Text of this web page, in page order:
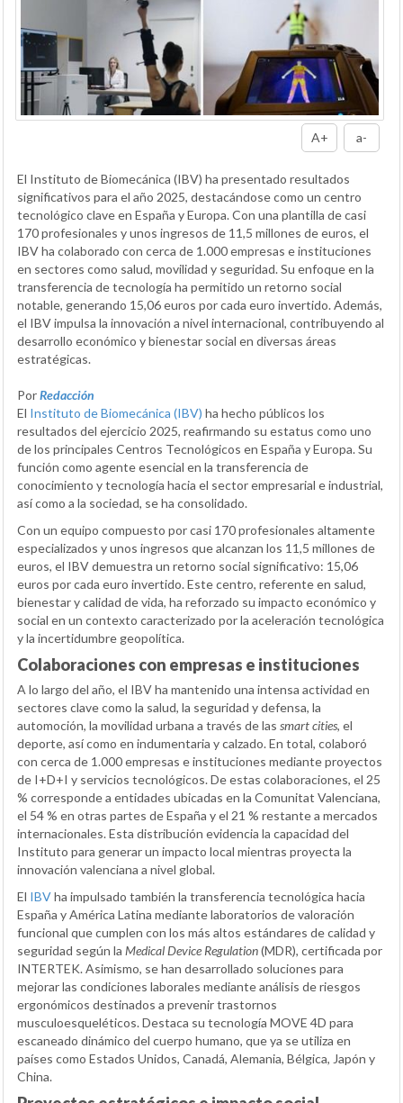
A+ a-
El Instituto de Biomecánica (IBV) ha presentado resultados
significativos para el año 2025, destacándose como un centro
tecnológico clave en España y Europa. Con una plantilla de casi
170 profesionales y unos ingresos de 11,5 millones de euros, el
IBV ha colaborado con cerca de 1.000 empresas e instituciones
en sectores como salud, movilidad y seguridad. Su enfoque en la
transferencia de tecnología ha permitido un retorno social
notable, generando 15,06 euros por cada euro invertido. Además,
el IBV impulsa la innovación a nivel internacional, contribuyendo al
desarrollo económico y bienestar social en diversas áreas
estratégicas.
PorRedacción
El Instituto de Biomecánica (IBV) ha hecho públicos los
resultados del ejercicio 2025, reafirmando su estatus como uno
de los principales Centros Tecnológicos en España y Europa. Su
función como agente esencial en la transferencia de
conocimiento y tecnología hacia el sector empresarial e industrial,
así como a la sociedad, se ha consolidado.
Con un equipo compuesto por casi 170 profesionales altamente
especializados y unos ingresos que alcanzan los 11,5 millones de
euros, el IBV demuestra un retorno social significativo: 15,06
euros por cada euro invertido. Este centro, referente en salud,
bienestar y calidad de vida, ha reforzado su impacto económico y
social en un contexto caracterizado por la aceleración tecnológica
y la incertidumbre geopolítica.
Colaboraciones con empresas e instituciones
A lo largo del año, el IBV ha mantenido una intensa actividad en
sectores clave como la salud, la seguridad y defensa, la
automoción, la movilidad urbana a través de las smart cities, el
deporte, así como en indumentaria y calzado. En total, colaboró
con cerca de 1.000 empresas e instituciones mediante proyectos
de I+D+I y servicios tecnológicos. De estas colaboraciones, el 25
% corresponde a entidades ubicadas en la Comunitat Valenciana,
el 54 % en otras partes de España y el 21 % restante a mercados
internacionales. Esta distribución evidencia la capacidad del
Instituto para generar un impacto local mientras proyecta la
innovación valenciana a nivel global.
El IBVha impulsado también la transferencia tecnológica hacia
España y América Latina mediante laboratorios de valoración
funcional que cumplen con los más altos estándares de calidad y
seguridad según la Medical Device Regulation(MDR), certificada por
INTERTEK. Asimismo, se han desarrollado soluciones para
mejorar las condiciones laborales mediante análisis de riesgos
ergonómicos destinados a prevenir trastornos
musculoesqueléticos. Destaca su tecnología MOVE 4D para
escaneado dinámico del cuerpo humano, que ya se utiliza en
países como Estados Unidos, Canadá, Alemania, Bélgica, Japón y
China.